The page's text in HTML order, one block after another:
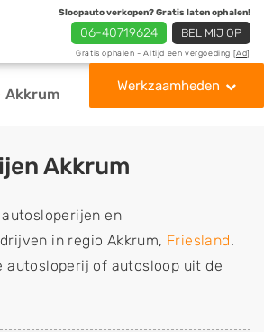
Sloopauto verkopen? Gratis laten ophalen!
06-40719624 BEL MIJ OP
Gratis ophalen - Altijd een vergoeding [Ad]
Werkzaamheden
Akkrum
Akkrum
en
in regio Akkrum, Friesland.
autosloperij of autosloop uit de
is in de verkoop van